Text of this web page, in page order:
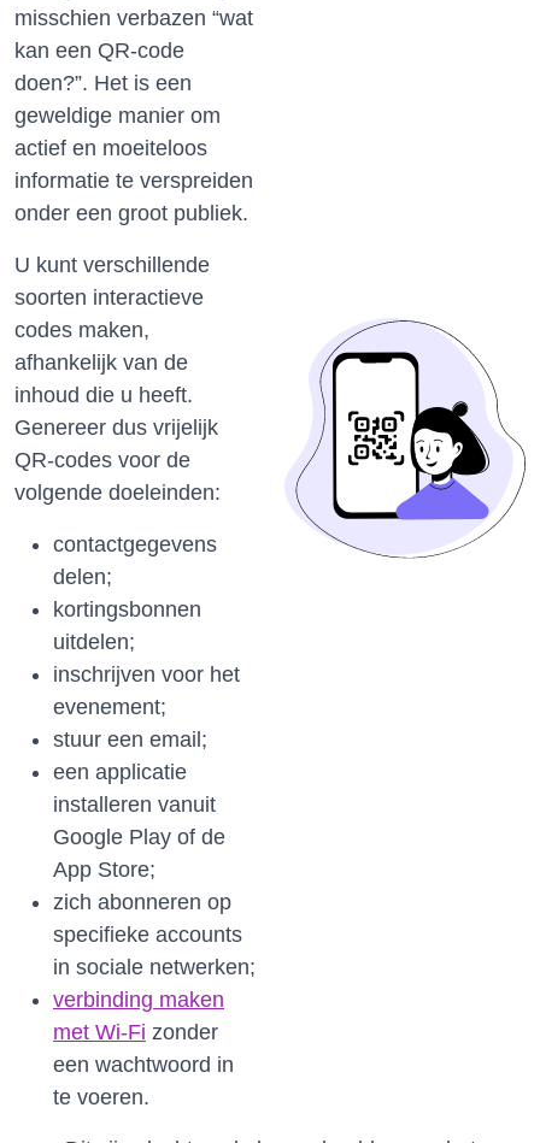
misschien verbazen “wat
kan een QR-code
doen?”. Het is een
geweldige manier om
actief en moeiteloos
informatie te verspreiden
onder een groot publiek.
U kunt verschillende
soorten interactieve
codes maken,
afhankelijk van de
inhoud die u heeft.
Genereer dus vrijelijk
QR-codes voor de
volgende doeleinden:
contactgegevens
delen;
kortingsbonnen
uitdelen;
inschrijven voor het
evenement;
stuur een email;
een applicatie
installeren vanuit
Google Play of de
App Store;
zich abonneren op
specifieke accounts
in sociale netwerken;
verbinding maken
met Wi-Fi zonder
een wachtwoord in
te voeren.